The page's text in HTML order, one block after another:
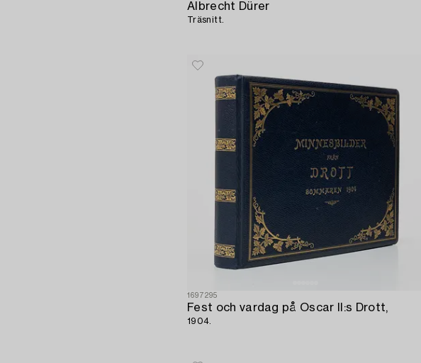
Albrecht Dürer
Träsnitt.
1697295
Fest och vardag på Oscar II:s Drott,
1904.